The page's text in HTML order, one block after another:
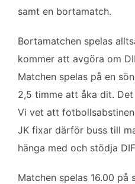
samt en bortamatch.
Bortamatchen spelas
kommer att avgöra om
Matchen spelas på en
2,5 timme att åka dit.
Vi vet att
JK fixar därför buss till
hänga med och stödja
Matchen spelas 16.00 på